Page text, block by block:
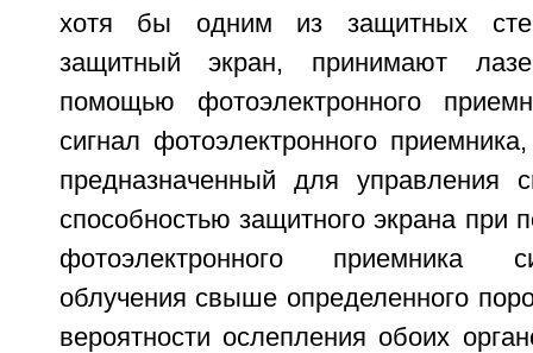
хотя бы одним из защитных
защитный экран, принимают
помощью фотоэлектронного
сигнал фотоэлектронного
предназначенный для управления
способностью защитного экрана при
фотоэлектронного приемника
облучения свыше определенного
вероятности ослепления обоих